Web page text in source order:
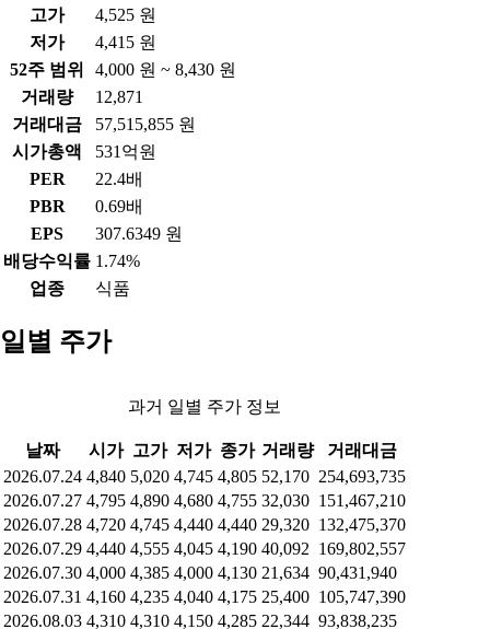
고가
4,525 원
저가
4,415 원
52주 범위
4,000 원 ~ 8,430 원
거래량
12,871
거래대금
57,515,855 원
시가총액
531억원
PER
22.4배
PBR
0.69배
EPS
307.6349 원
배당수익률 1.74%
업종
식품
일별 주가
과거 일별 주가 정보
날짜 시가 고가 저가 종가 거래량
거래대금
2026.07.24 4,840 5,020 4,745 4,805 52,170 254,693,735
2026.07.27 4,795 4,890 4,680 4,755 32,030 151,467,210
2026.07.28 4,720 4,745 4,440 4,440 29,320 132,475,370
2026.07.29 4,440 4,555 4,045 4,190 40,092 169,802,557
2026.07.30 4,000 4,385 4,000 4,130 21,634 90,431,940
2026.07.31 4,160 4,235 4,040 4,175 25,400 105,747,390
2026.08.03 4,310 4,310 4,150 4,285 22,344 93,838,235